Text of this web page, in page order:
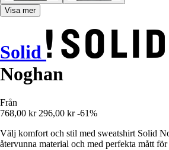
Visa mer
Solid
Noghan
Från
768,00 kr 296,00 kr -61%
Välj komfort och stil med sweatshirt Solid
återvunna material och med perfekta mått